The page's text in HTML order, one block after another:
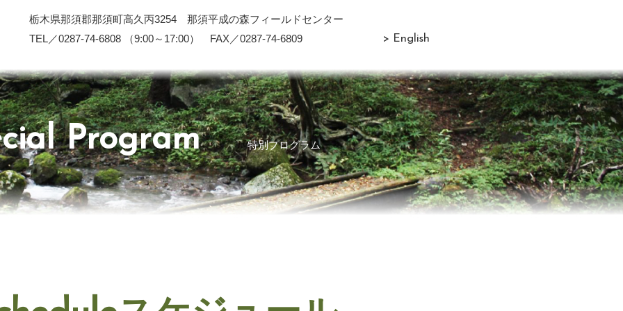
栃木県那須郡那須町高久丙3254 那須平成の森フィールドセンター
TEL／0287-74-6808 （9:00～17:00） FAX／0287-74-6809
> English
Program 特別プログラム